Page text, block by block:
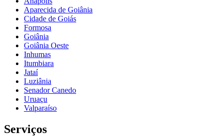
Aparecida de Goiânia
Cidade de Goiás
Formosa
Goiânia
Goiânia Oeste
Inhumas
Itumbiara
Jataí
Luziânia
Senador Canedo
Uruaçu
Valparaíso
Serviços